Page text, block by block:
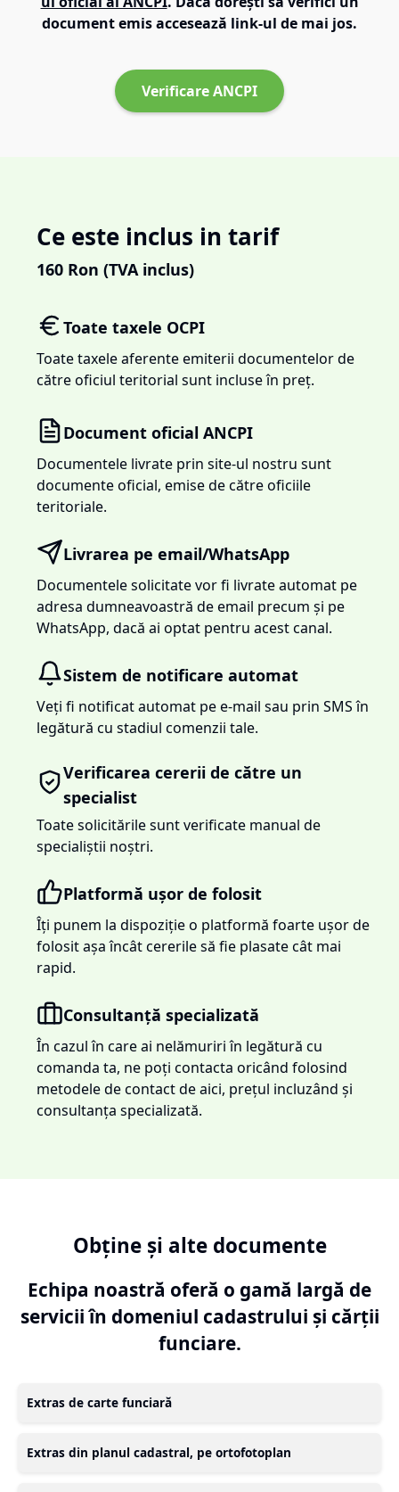
document emis accesează link-ul de mai jos.
Verificare ANCPI
Ce este inclus in tarif
160 Ron (TVA inclus)
Toate taxele OCPI
Toate taxele aferente emiterii documentelor de
către oficiul teritorial sunt incluse în preț.
Document oficial ANCPI
Documentele livrate prin site-ul nostru sunt
documente oficial, emise de către oficiile
teritoriale.
Livrarea pe email/WhatsApp
Documentele solicitate vor fi livrate automat pe
adresa dumneavoastră de email precum și pe
WhatsApp, dacă ai optat pentru acest canal.
Sistem de notificare automat
Veți fi notificat automat pe e-mail sau prin SMS în
legătură cu stadiul comenzii tale.
Verificarea cererii de către un
specialist
Toate solicitările sunt verificate manual de
specialiștii noștri.
Platformă ușor de folosit
Îți punem la dispoziție o platformă foarte ușor de
folosit așa încât cererile să fie plasate cât mai
rapid.
Consultanță specializată
În cazul în care ai nelămuriri în legătură cu
comanda ta, ne poți contacta oricând folosind
metodele de contact de aici, prețul incluzând și
consultanța specializată.
Obține și alte documente
Echipa noastră oferă o gamă largă de
servicii în domeniul cadastrului și cărții
funciare.
Extras de carte funciară
Extras din planul cadastral, pe ortofotoplan